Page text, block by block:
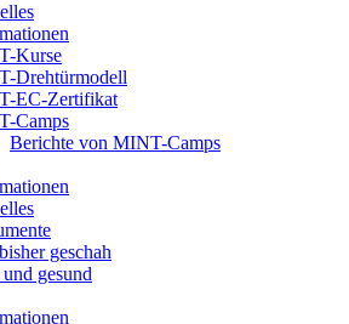
Kurse
Drehtürmodell
EC-Zertifikat
Camps
Berichte von MINT-Camps
geschah
gesund